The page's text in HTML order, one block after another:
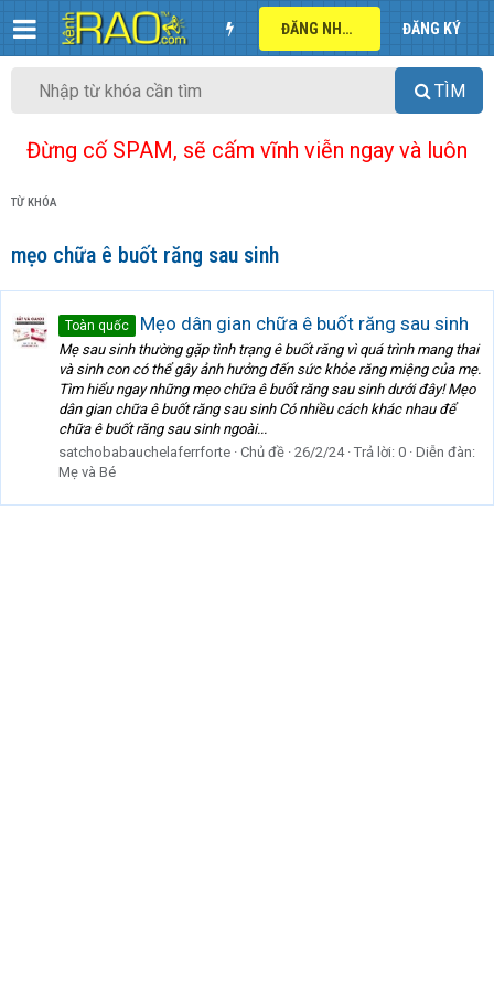
ĐĂNG NHẬP ĐĂNG KÝ
TÌM
Đừng cố SPAM, sẽ cấm vĩnh viễn ngay và luôn
TỪ KHÓA
mẹo chữa ê buốt răng sau sinh
Toàn quốc Mẹo dân gian chữa ê buốt răng sau sinh
Mẹ sau sinh thường gặp tình trạng ê buốt răng vì quá trình mang thai
và sinh con có thể gây ảnh hưởng đến sức khỏe răng miệng của mẹ.
Tìm hiểu ngay những mẹo chữa ê buốt răng sau sinh dưới đây! Mẹo
dân gian chữa ê buốt răng sau sinh Có nhiều cách khác nhau để
chữa ê buốt răng sau sinh ngoài...
satchobabauchelaferrforte Chủ đề 26/2/24 Trả lời: 0 Diễn đàn:
Mẹ và Bé